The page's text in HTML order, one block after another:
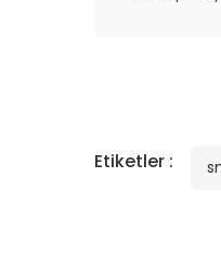
Etiketler :